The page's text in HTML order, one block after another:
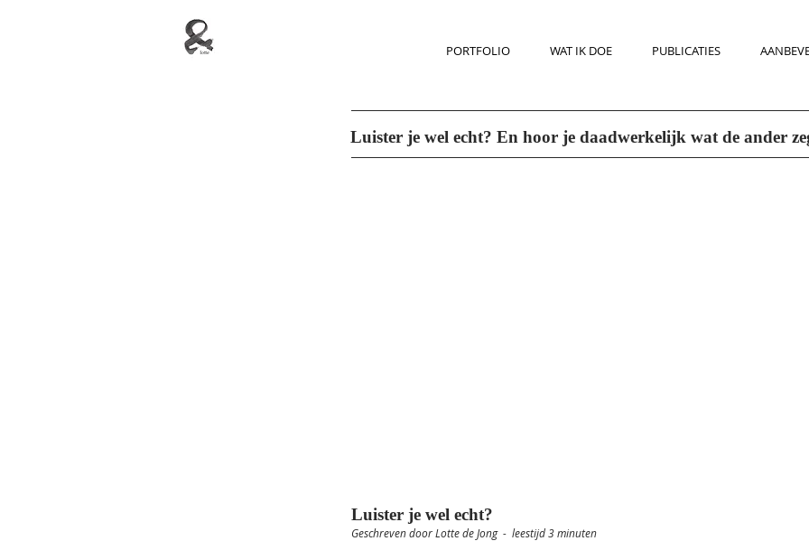
PORTFOLIO WAT IK DOE PUBLICATIES
Luister je wel echt? En hoor je daadwerkelijk wat de ander
Luister je wel echt?
Geschreven door Lotte de Jong - leestijd 3 minuten